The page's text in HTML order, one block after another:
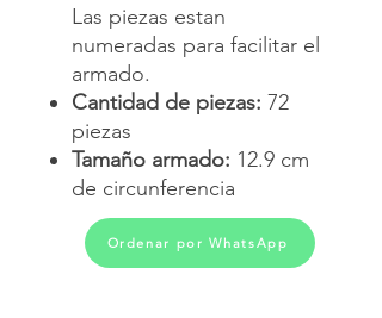
Las piezas estan
numeradas para facilitar el
armado.
Cantidad de piezas: 72
piezas
Tamaño armado: 12.9 cm
de circunferencia
Ordenar por WhatsApp